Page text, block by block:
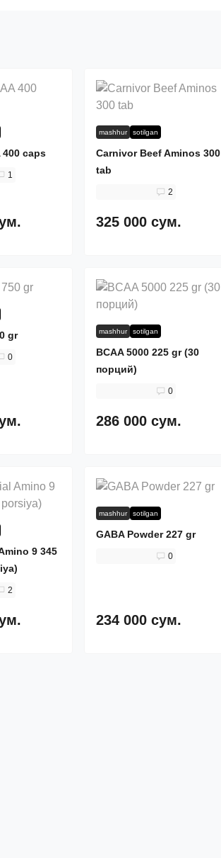
400 caps
1
mashhur sotilgan
Carnivor Beef Aminos 300
tab
2
325 000 сум.
gr
0
mashhur sotilgan
BCAA 5000 225 gr (30
порций)
0
286 000 сум.
9 345
2
mashhur sotilgan
GABA Powder 227 gr
0
234 000 сум.